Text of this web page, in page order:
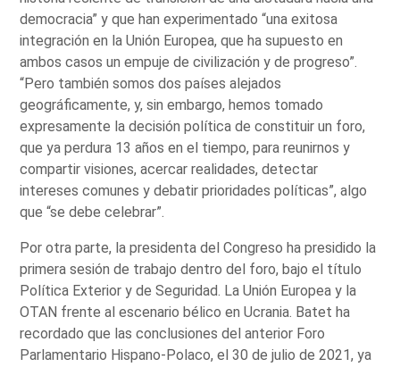
democracia” y que han experimentado “una exitosa
integración en la Unión Europea, que ha supuesto en
ambos casos un empuje de civilización y de progreso”.
“Pero también somos dos países alejados
geográficamente, y, sin embargo, hemos tomado
expresamente la decisión política de constituir un foro,
que ya perdura 13 años en el tiempo, para reunirnos y
compartir visiones, acercar realidades, detectar
intereses comunes y debatir prioridades políticas”, algo
que “se debe celebrar”.
Por otra parte, la presidenta del Congreso ha presidido la
primera sesión de trabajo dentro del foro, bajo el título
Política Exterior y de Seguridad. La Unión Europea y la
OTAN frente al escenario bélico en Ucrania. Batet ha
recordado que las conclusiones del anterior Foro
Parlamentario Hispano-Polaco, el 30 de julio de 2021, ya